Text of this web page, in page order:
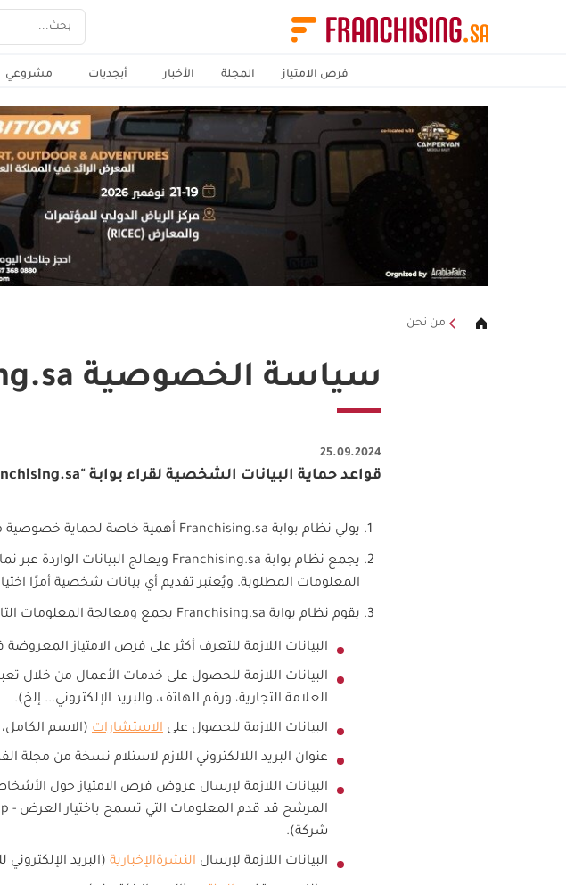
فرص الامتياز المجلة الأخبار أبجديات مشروعي
من نحن
سياسة الخصوصية Franchising.sa
25.09.2024
قواعد حماية البيانات الشخصية لقراء بوابة "Franchising.sa"
يولي نظام بوابة Franchising.sa أهمية خاصة لحماية خصوصية
يجمع نظام بوابة Franchising.sa ويعالج البيانات الواردة
المعلومات المطلوبة. ويُعتبر تقديم أي بيانات شخصية أمرًا
يقوم نظام بوابة Franchising.sa بجمع ومعالجة المعلومات
البيانات اللازمة للتعرف أكثر على فرص الامتياز المعروضة
البيانات اللازمة للحصول على خدمات الأعمال من خلال
العلامة التجارية، ورقم الهاتف، والبريد الإلكتروني... إلخ).
البيانات اللازمة للحصول على الاستشارات (الاسم الكامل،
عنوان البريد اللالكتروني اللازم لاستلام نسخة من مجلة
البيانات اللازمة لإرسال عروض فرص الامتياز حول
المرشح قد قدم المعلومات التي تسمح باختيار العرض -
شركة).
البيانات اللازمة لإرسال النشرةالإخبارية (البريد